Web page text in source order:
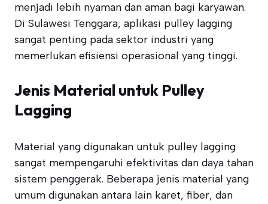
menjadi lebih nyaman dan aman bagi karyawan.
Di Sulawesi Tenggara, aplikasi pulley lagging
sangat penting pada sektor industri yang
memerlukan efisiensi operasional yang tinggi.
Jenis Material untuk Pulley
Lagging
Material yang digunakan untuk pulley lagging
sangat mempengaruhi efektivitas dan daya tahan
sistem penggerak. Beberapa jenis material yang
umum digunakan antara lain karet, fiber, dan